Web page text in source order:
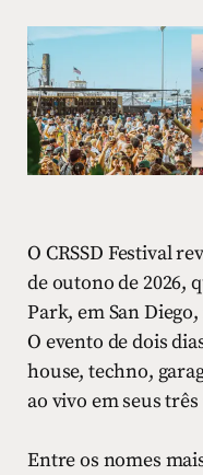
O CRSSD Festival
de outono de 2026,
Park, em San
O evento de dois
house, techno,
ao vivo em seus
Entre os nomes